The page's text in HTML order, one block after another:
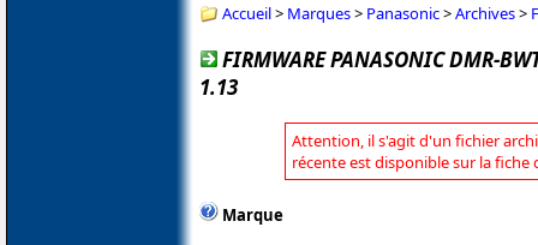
Accueil> Marques> Panasonic>Archives>
FIRMWARE PANASONIC DMR-
1.13
Attention, il s'agit d'un fichier
récente est disponible sur la fiche
Marque